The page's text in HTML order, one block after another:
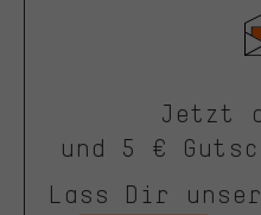
Jetzt
und 5 €
Lass Dir